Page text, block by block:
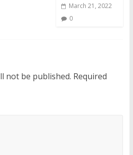
March 21, 2022
0
not be published. Required